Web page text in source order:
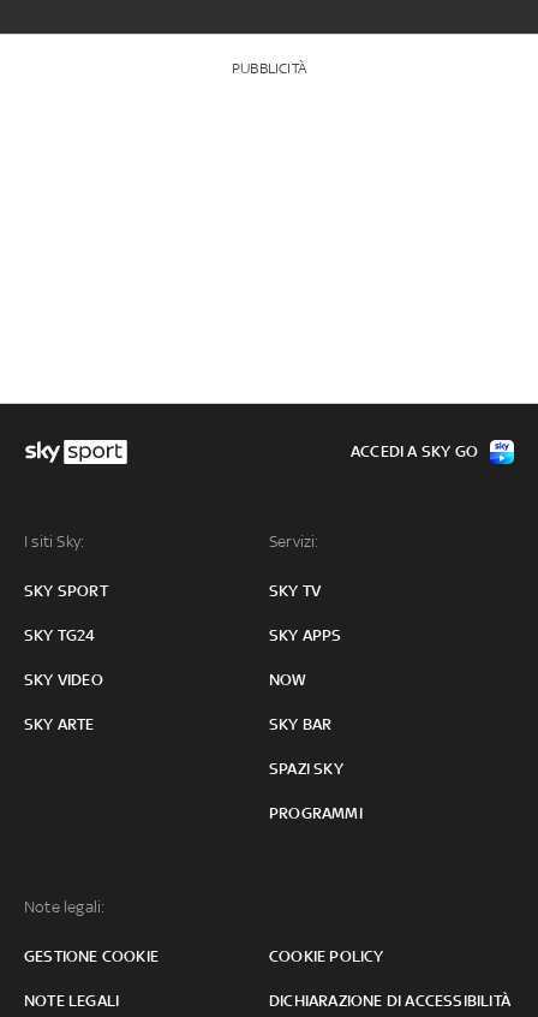
PUBBLICITÀ
I siti Sky:
SKY SPORT
SKY TG24
SKY VIDEO
SKY ARTE
Servizi:
SKY TV
SKY APPS
NOW
SKY BAR
SPAZI SKY
PROGRAMMI
Note legali:
GESTIONE COOKIE COOKIE POLICY
NOTE LEGALI DICHIARAZIONE DI ACCESSIBILITÀ
ACCEDI A SKY GO